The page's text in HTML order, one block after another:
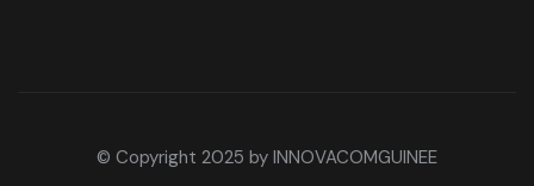
© Copyright 2025 by INNOVACOMGUINEE